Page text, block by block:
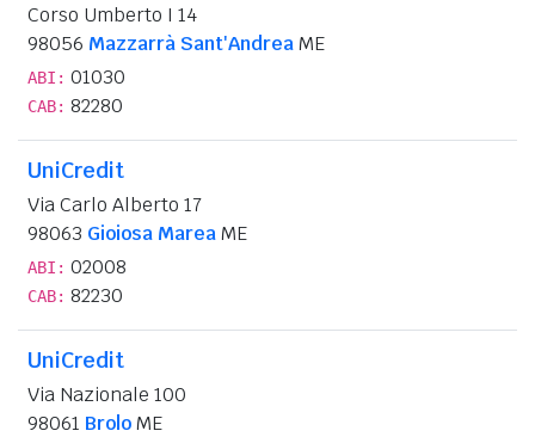
Corso Umberto I 14
98056 Mazzarrà Sant'AndreaME
ABI: 01030
CAB: 82280
UniCredit
Via Carlo Alberto 17
98063 Gioiosa MareaME
ABI: 02008
CAB: 82230
UniCredit
Via Nazionale 100
98061 BroloME